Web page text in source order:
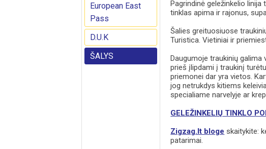
European East
Pass
D.U.K
ŠALYS
Pagrindinė geležinkelio
tinklas apima ir rajonus,
Šalies greituosiuose
Turistica. Vietiniai ir
Daugumoje traukinių galima
prieš įlipdami į traukinį
priemonei dar yra vietos.
jog netrukdys kitiems
specialiame narvelyje ar
GELEŽINKELIŲ TINKLO
Zigzag.lt bloge skaitykite:
patarimai.